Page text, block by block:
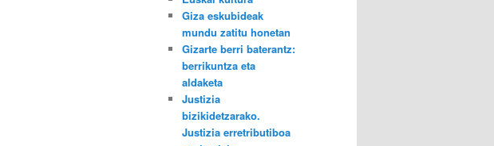
Giza eskubideak
mundu zatitu honetan
Gizarte berri baterantz:
berrikuntza eta
aldaketa
Justizia
bizikidetzarako.
Justizia erretributiboa